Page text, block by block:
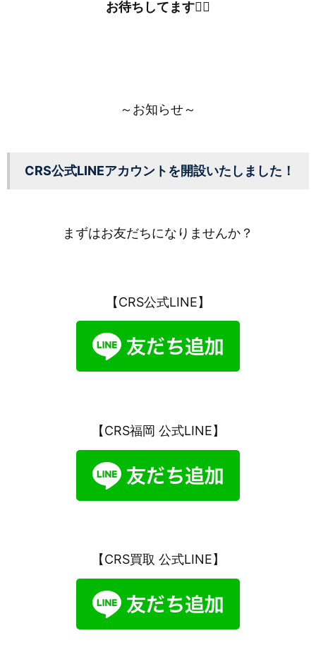
お待ちしてます🙇‍♀️
～お知らせ～
CRS公式LINEアカウントを開設いたしました！
まずはお友だちになりませんか？
【CRS公式LINE】
【CRS福岡 公式LINE】
【CRS買取 公式LINE】